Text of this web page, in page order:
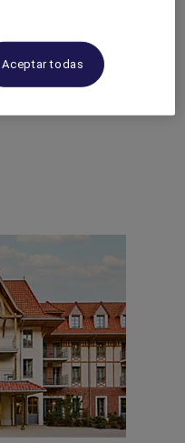
Aceptar todas